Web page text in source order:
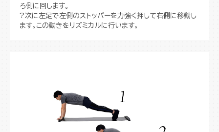
ろ側に回します。
?次に左足で左側のストッパーを力強く押して右側に移動し
ます。この動きをリズミカルに行います。